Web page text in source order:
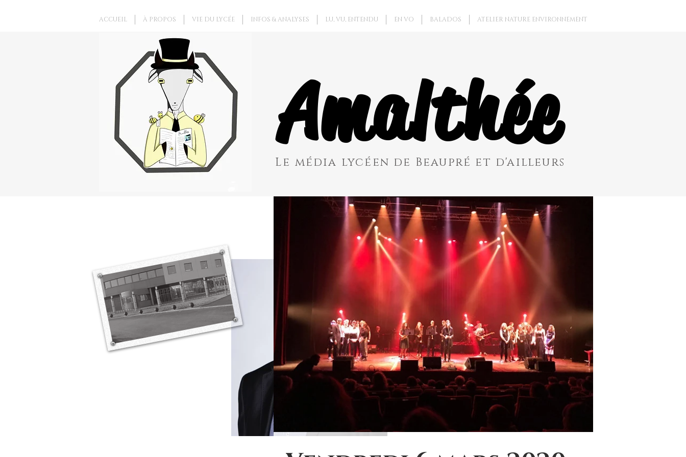
ACCUEIL À PROPOS VIE DU LYCÉE INFOS & ANALYSES LU, VU, ENTENDU EN VO BALADOS ATELIER NATURE ENVIRONNEMENT
Le média lycéen de Beaupré et d'ailleurs
Amalthée